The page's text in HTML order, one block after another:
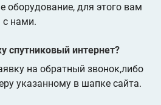
для этого вам
с нами.
спутниковый интернет?
на обратный звонок,либо
указанному в шапке сайта.